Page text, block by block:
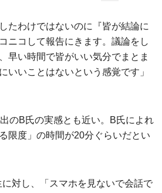
たわけではないのに『皆が結論に
ニコして報告にきます。議論をし
早い時間で皆がいい気分でまとま
いいことはないという感覚です」
のB氏の実感とも近い。B氏によれ
限度」の時間が20分ぐらいだとい
対し、「スマホを見ないで会話で